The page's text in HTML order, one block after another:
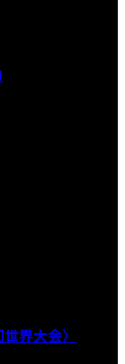
界大会〉